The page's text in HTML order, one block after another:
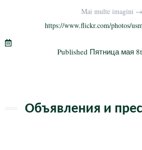
r a
m
ailр
а
и
Mai multe imagini →
https://www.flickr.com/photos/
Published Пятница мая
Объявления и